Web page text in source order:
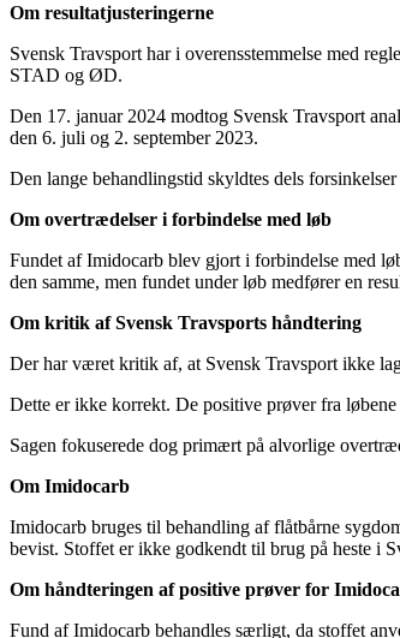
Om resultatjusteringerne
Svensk Travsport har i overensstemmelse med
STAD og ØD.
Den 17. januar 2024 modtog Svensk Travsport
den 6. juli og 2. september 2023.
Den lange behandlingstid skyldtes dels
Om overtrædelser i forbindelse med løb
Fundet af Imidocarb blev gjort i forbindelse med
den samme, men fundet under løb medfører en
Om kritik af Svensk Travsports håndtering
Der har været kritik af, at Svensk Travsport ikke
Dette er ikke korrekt. De positive prøver fra
Sagen fokuserede dog primært på alvorlige
Om Imidocarb
Imidocarb bruges til behandling af flåtbårne
bevist. Stoffet er ikke godkendt til brug på heste i
Om håndteringen af positive prøver for
Fund af Imidocarb behandles særligt, da stoffet